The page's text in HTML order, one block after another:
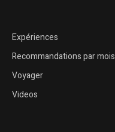
Expériences
Recommandations par mois
Voyager
Videos